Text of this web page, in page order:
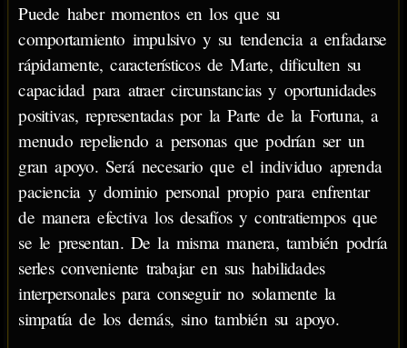
Puede haber momentos en los que su
comportamiento impulsivo y su tendencia a enfadarse
rápidamente, característicos de Marte, dificulten su
capacidad para atraer circunstancias y oportunidades
positivas, representadas por la Parte de la Fortuna, a
menudo repeliendo a personas que podrían ser un
gran apoyo. Será necesario que el individuo aprenda
paciencia y dominio personal propio para enfrentar
de manera efectiva los desafíos y contratiempos que
se le presentan. De la misma manera, también podría
serles conveniente trabajar en sus habilidades
interpersonales para conseguir no solamente la
simpatía de los demás, sino también su apoyo.